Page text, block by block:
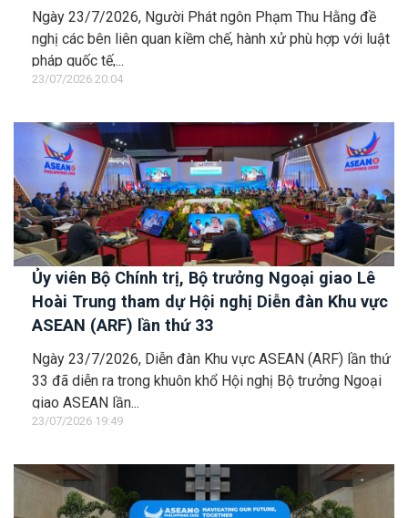
với vùng đặc quyền kinh tế và thềm lục địa của
quốc gia ven biển
Ngày 23/7/2026, Người Phát ngôn Phạm Thu Hằng đề
nghị các bên liên quan kiềm chế, hành xử phù hợp với luật
pháp quốc tế,...
23/07/2026 20:04
Ủy viên Bộ Chính trị, Bộ trưởng Ngoại giao Lê
Hoài Trung tham dự Hội nghị Diễn đàn Khu vực
ASEAN (ARF) lần thứ 33
Ngày 23/7/2026, Diễn đàn Khu vực ASEAN (ARF) lần thứ
33 đã diễn ra trong khuôn khổ Hội nghị Bộ trưởng Ngoại
giao ASEAN lần...
23/07/2026 19:49